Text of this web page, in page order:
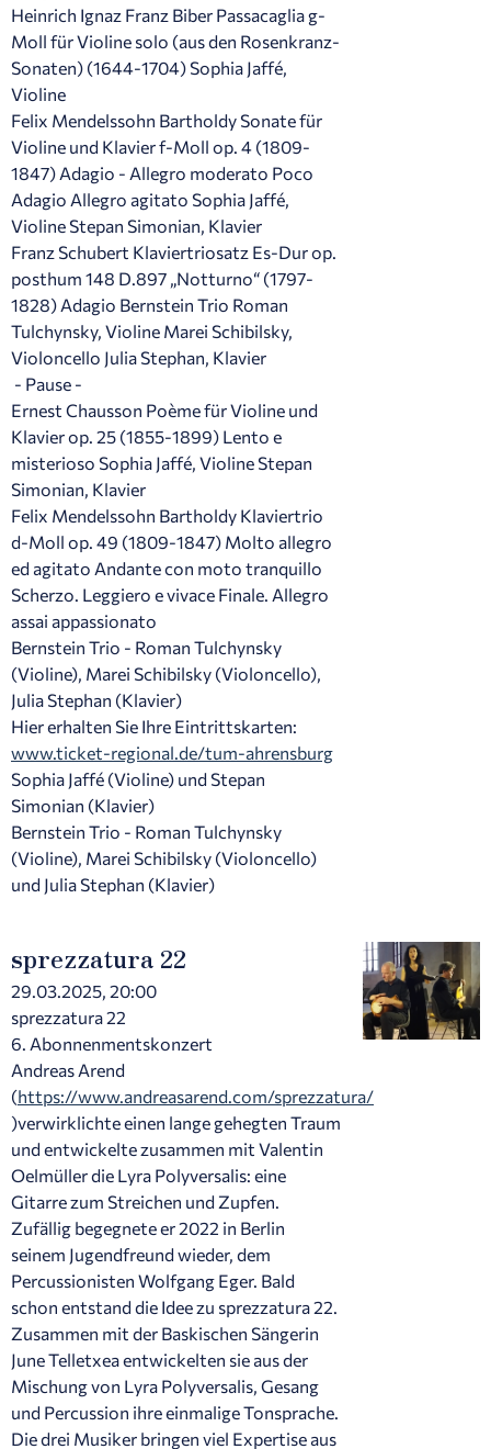
Heinrich Ignaz Franz Biber Passacaglia g-
Moll für Violine solo (aus den Rosenkranz-
Sonaten) (1644-1704) Sophia Jaffé,
Violine
Felix Mendelssohn Bartholdy Sonate für
Violine und Klavier f-Moll op. 4 (1809-
1847) Adagio - Allegro moderato Poco
Adagio Allegro agitato Sophia Jaffé,
Violine Stepan Simonian, Klavier
Franz Schubert Klaviertriosatz Es-Dur op.
posthum 148 D.897 „Notturno“ (1797-
1828) Adagio Bernstein Trio Roman
Tulchynsky, Violine Marei Schibilsky,
Violoncello Julia Stephan, Klavier
- Pause -
Ernest Chausson Poème für Violine und
Klavier op. 25 (1855-1899) Lento e
misterioso Sophia Jaffé, Violine Stepan
Simonian, Klavier
Felix Mendelssohn Bartholdy Klaviertrio
d-Moll op. 49 (1809-1847) Molto allegro
ed agitato Andante con moto tranquillo
Scherzo. Leggiero e vivace Finale. Allegro
assai appassionato
Bernstein Trio - Roman Tulchynsky
(Violine), Marei Schibilsky (Violoncello),
Julia Stephan (Klavier)
Hier erhalten Sie Ihre Eintrittskarten:
www.ticket-regional.de/tum-ahrensburg
Sophia Jaffé (Violine) und Stepan
Simonian (Klavier)
Bernstein Trio - Roman Tulchynsky
(Violine), Marei Schibilsky (Violoncello)
und Julia Stephan (Klavier)
sprezzatura 22
29.03.2025, 20:00
sprezzatura 22
6. Abonnenmentskonzert
Andreas Arend
(https://www.andreasarend.com/sprezzatura/
)verwirklichte einen lange gehegten Traum
und entwickelte zusammen mit Valentin
Oelmüller die Lyra Polyversalis: eine
Gitarre zum Streichen und Zupfen.
Zufällig begegnete er 2022 in Berlin
seinem Jugendfreund wieder, dem
Percussionisten Wolfgang Eger. Bald
schon entstand die Idee zu sprezzatura 22.
Zusammen mit der Baskischen Sängerin
June Telletxea entwickelten sie aus der
Mischung von Lyra Polyversalis, Gesang
und Percussion ihre einmalige Tonsprache.
Die drei Musiker bringen viel Expertise aus